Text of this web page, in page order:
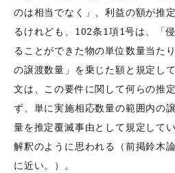
のは相当でなく」、利益の額が推
るけれども、102条1項1号は、「
ることができた物の単位数量当た
の譲渡数量」を乗じた額と規定し
文は、この要件に関して何らの推
ず、単に実施相応数量の範囲内の
量を推定覆滅事由として規定して
解釈のように思われる（前掲鈴
に近い。）。